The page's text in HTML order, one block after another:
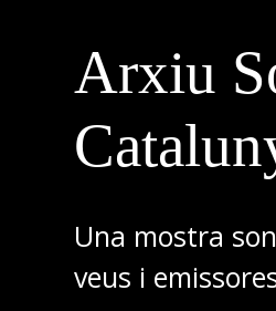
Arxiu
Una mostra
veus i